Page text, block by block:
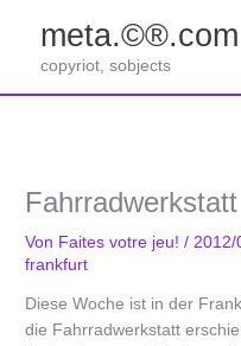
springen
meta.©®.com
copyriot, sobjects
Von Faites votre jeu!/
frankfurt
Diese Woche ist in der
die Fahrradwerkstatt